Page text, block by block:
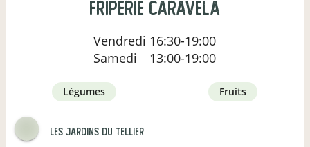
Friperie Caravela
Vendredi 16:30-19:00
Samedi
13:00-19:00
légumes fruits
les jardins du Tellier